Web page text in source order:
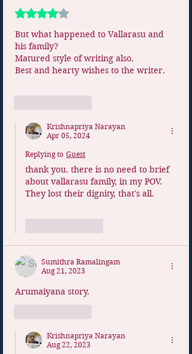
Rated 4 out of 5 stars.
But what happened to Vallarasu and
his family?
Matured style of writing also.
Best and hearty wishes to the writer.
Krishnapriya Narayan
Apr 05, 2024
Replying to Guest
thank you. there is no need to brief
about vallarasu family, in my POV.
They lost their dignity, that's all.
Sumithra Ramalingam
Aug 21, 2023
Arumaiyana story.
Krishnapriya Narayan
Aug 22, 2023